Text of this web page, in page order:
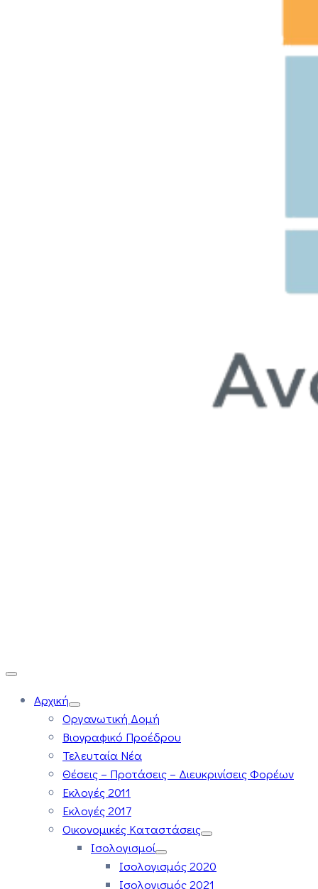
Αρχική
Οργανωτική Δομή
Βιογραφικό Προέδρου
Τελευταία Νέα
Θέσεις – Προτάσεις – Διευκρινίσεις Φορέων
Εκλογές 2011
Εκλογές 2017
Οικονομικές Καταστάσεις
Ισολογισμοί
Ισολογισμός 2020
Ισολογισμός 2021